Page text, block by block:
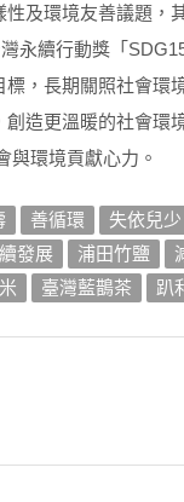
及環境友善議題，
永續行動獎「
，長期關照社會環
造更溫暖的社會環
與環境貢獻心力。
善循環 失依兒少
發展 浦田竹鹽
臺灣藍鵲茶 趴